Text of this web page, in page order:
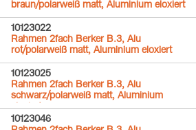
braun/polarweiß matt, Aluminium eloxiert
10123022
Rahmen 2fach Berker B.3, Alu
rot/polarweiß matt, Aluminium eloxiert
10123025
Rahmen 2fach Berker B.3, Alu
schwarz/polarweiß matt, Aluminium
eloxiert
10123046